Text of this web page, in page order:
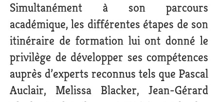
Simultanément à son parcours
académique, les différentes étapes de son
itinéraire de formation lui ont donné le
privilège de développer ses compétences
auprès d’experts reconnus tels que Pascal
Auclair, Melissa Blacker, Jean-Gérard